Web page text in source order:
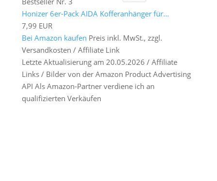
Honizer 6er-Pack AIDA Kofferanhänger für...
7,99 EUR
Bei Amazon kaufen Preis inkl. MwSt., zzgl.
Versandkosten / Affiliate Link
Letzte Aktualisierung am 20.05.2026 / Affiliate
Links / Bilder von der Amazon Product Advertising
API Als Amazon-Partner verdiene ich an
qualifizierten Verkäufen